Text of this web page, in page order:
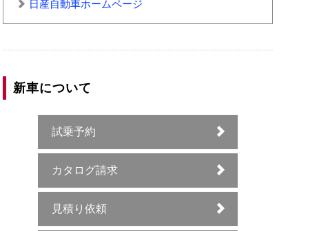
日産自動車ホームページ
新車について
試乗予約
カタログ請求
見積り依頼